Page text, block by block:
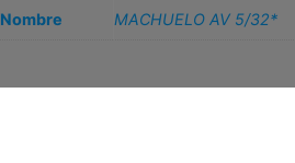
Nombre MACHUELO AV 5/32*